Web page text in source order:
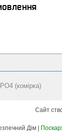
(комірка)
Сайт